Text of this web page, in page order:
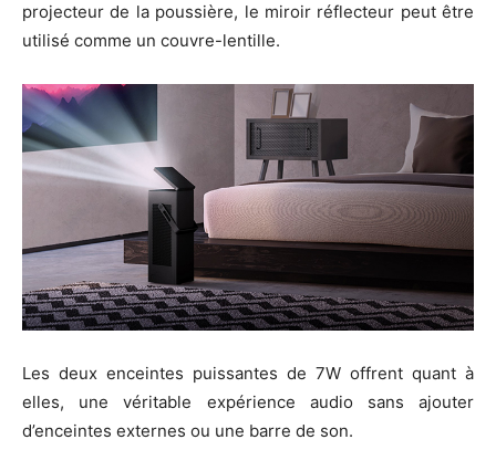
projecteur de la poussière, le miroir réflecteur peut être
utilisé comme un couvre-lentille.
Les deux enceintes puissantes de 7W offrent quant à
elles, une véritable expérience audio sans ajouter
d’enceintes externes ou une barre de son.